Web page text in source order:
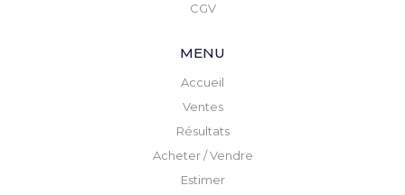
CGV
MENU
Accueil
Ventes
Résultats
Acheter / Vendre
Estimer